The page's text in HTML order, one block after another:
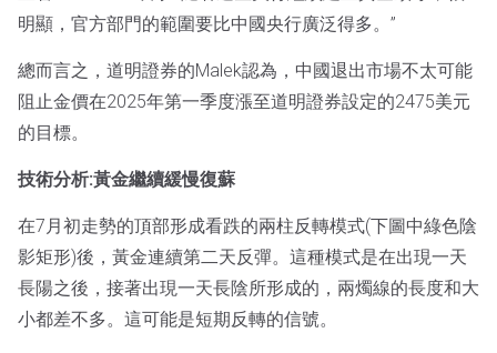
明顯，官方部門的範圍要比中國央行廣泛得多。”
總而言之，道明證券的Malek認為，中國退出市場不太可能
阻止金價在2025年第一季度漲至道明證券設定的2475美元
的目標。
技術分析:黃金繼續緩慢復蘇
在7月初走勢的頂部形成看跌的兩柱反轉模式(下圖中綠色陰
影矩形)後，黃金連續第二天反彈。這種模式是在出現一天
長陽之後，接著出現一天長陰所形成的，兩燭線的長度和大
小都差不多。這可能是短期反轉的信號。